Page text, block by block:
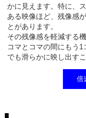
かに見えます。特に、
ある映像ほど、残像感
とがあります。
その残像感を軽減する
コマとコマの間にもう
でも滑らかに映し出す
倍